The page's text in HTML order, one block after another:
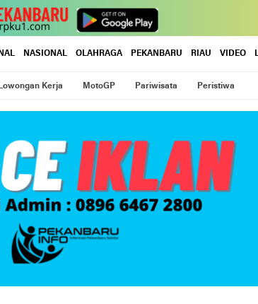
NASIONAL OLAHRAGA PEKANBARU RIAU VIDEO
Lowongan Kerja MotoGP Pariwisata Peristiwa